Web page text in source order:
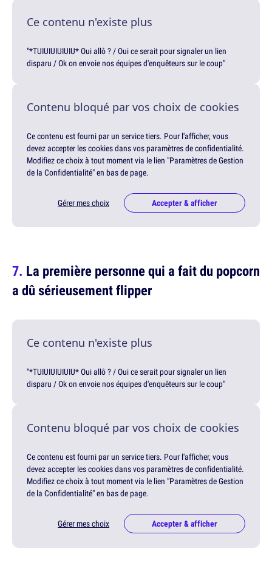
Ce contenu n'existe plus
"*TUIUIUIUIUIU* Oui allô ? / Oui ce serait pour signaler un lien
disparu / Ok on envoie nos équipes d'enquêteurs sur le coup"
Contenu bloqué par vos choix de cookies
Ce contenu est fourni par un service tiers. Pour l'afficher, vous
devez accepter les cookies dans vos paramètres de confidentialité.
Modifiez ce choix à tout moment via le lien "Paramètres de Gestion
de la Confidentialité" en bas de page.
Gérer mes choix Accepter & afficher
La première personne qui a fait du popcorn
a dû sérieusement flipper
Ce contenu n'existe plus
"*TUIUIUIUIUIU* Oui allô ? / Oui ce serait pour signaler un lien
disparu / Ok on envoie nos équipes d'enquêteurs sur le coup"
Contenu bloqué par vos choix de cookies
Ce contenu est fourni par un service tiers. Pour l'afficher, vous
devez accepter les cookies dans vos paramètres de confidentialité.
Modifiez ce choix à tout moment via le lien "Paramètres de Gestion
de la Confidentialité" en bas de page.
Gérer mes choix Accepter & afficher